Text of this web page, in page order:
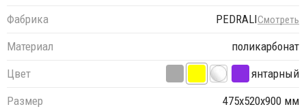
Фабрика PEDRALIСмотреть
Материал
поликарбонат
Цвет
янтарный
Размер
475х520х900 мм